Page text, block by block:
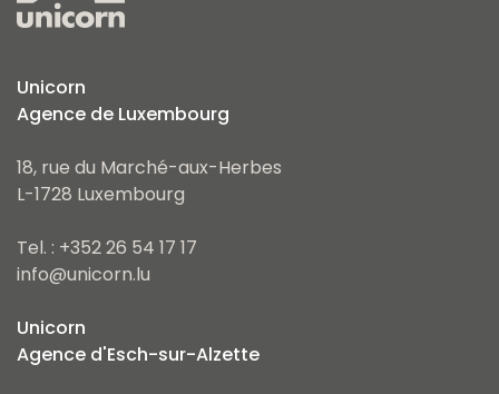
Unicorn
Agence de Luxembourg
18, rue du Marché-aux-Herbes
L-1728 Luxembourg
Tel. : +352 26 54 17 17
info@unicorn.lu
Unicorn
Agence d'Esch-sur-Alzette